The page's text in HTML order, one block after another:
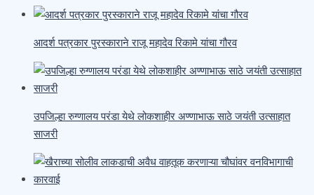
आदर्श पत्रकार पुरस्काराने राजू महादेव रिकामे यांचा गौरव
उपजिल्हा रुग्णालय परंडा येथे लोकशाहीर अण्णाभाऊ साठे जयंती उत्साहात
साजरी